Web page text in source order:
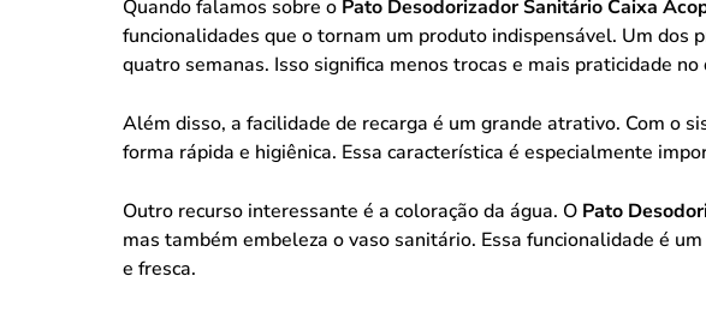
Quando falamos sobre o Pato Desodorizador Sanitário Caixa
funcionalidades que o tornam um produto indispensável. Um dos
quatro semanas. Isso significa menos trocas e mais praticidade no
Além disso, a facilidade de recarga é um grande atrativo. Com o
forma rápida e higiênica. Essa característica é especialmente
Outro recurso interessante é a coloração da água. O Pato
mas também embeleza o vaso sanitário. Essa funcionalidade é
e fresca.